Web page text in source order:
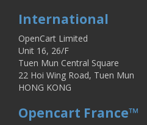
International
OpenCart Limited
Unit 16, 26/F
Tuen Mun Central Square
22 Hoi Wing Road, Tuen Mun
HONG KONG
Opencart France™